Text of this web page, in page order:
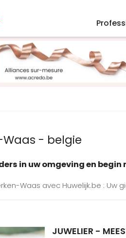
Waas - belgie
in uw omgeving en
Waas avec Huwelijk.be : Uw
JUWELIER -